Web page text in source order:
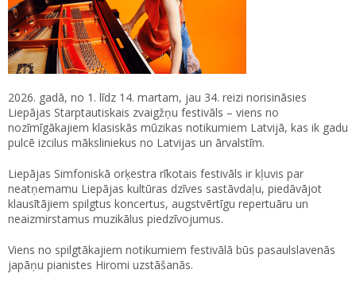
2026. gadā, no 1. līdz 14. martam, jau 34. reizi norisināsies
Liepājas Starptautiskais zvaigžņu festivāls – viens no
nozīmīgākajiem klasiskās mūzikas notikumiem Latvijā, kas ik gadu
pulcē izcilus māksliniekus no Latvijas un ārvalstīm.
Liepājas Simfoniskā orķestra rīkotais festivāls ir kļuvis par
neatņemamu Liepājas kultūras dzīves sastāvdaļu, piedāvājot
klausītājiem spilgtus koncertus, augstvērtīgu repertuāru un
neaizmirstamus muzikālus piedzīvojumus.
Viens no spilgtākajiem notikumiem festivālā būs pasaulslavenās
japāņu pianistes Hiromi uzstāšanās.